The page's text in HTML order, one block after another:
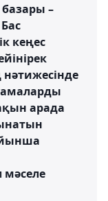
–
кеңес
арада
мәселе